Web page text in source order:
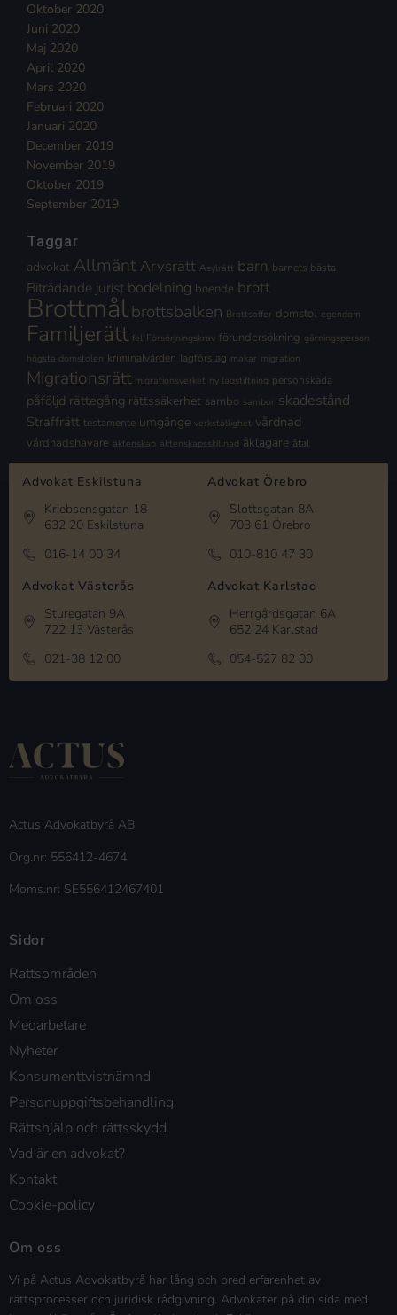
Oktober 2020
Juni 2020
Maj 2020
April 2020
Mars 2020
Februari 2020
Januari 2020
December 2019
November 2019
Oktober 2019
September 2019
Taggar
advokat Allmänt Arvsrätt Asylrätt barn barnets bästa
Biträdande jurist bodelning boende brott
Brottmålbrottsbalken Brottsoffer domstol egendom
Familjerätt fel Försörjningskrav förundersökning gärningsperson
högsta domstolen kriminalvården lagförslag makar migration
Migrationsrätt migrationsverket ny lagstiftning personskada
påföljd rättegång rättssäkerhet sambo sambor skadestånd
Straffrätt testamente umgänge verkställighet vårdnad
vårdnadshavare äktenskap äktenskapsskillnad åklagare åtal
Advokat Eskilstuna
Kriebsensgatan 18
632 20 Eskilstuna
016-14 00 34
Advokat Örebro
Slottsgatan 8A
703 61 Örebro
010-810 47 30
Advokat Västerås
Sturegatan 9A
722 13 Västerås
021-38 12 00
Advokat Karlstad
Herrgårdsgatan 6A
652 24 Karlstad
054-527 82 00
Actus Advokatbyrå AB
Org.nr: 556412-4674
Moms.nr: SE556412467401
Sidor
Rättsområden
Om oss
Medarbetare
Nyheter
Konsumenttvistnämnd
Personuppgiftsbehandling
Rättshjälp och rättsskydd
Vad är en advokat?
Kontakt
Cookie-policy
Om oss
Vi på Actus Advokatbyrå har lång och bred erfarenhet av
rättsprocesser och juridisk rådgivning. Advokater på din sida med